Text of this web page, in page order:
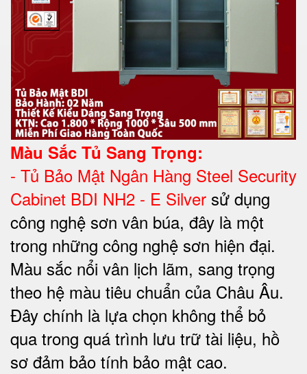
Màu Sắc Tủ Sang Trọng:
- Tủ Bảo Mật Ngân Hàng Steel Security
Cabinet BDI NH2 - E Silver sử dụng
công nghệ sơn vân búa, đây là một
trong những công nghệ sơn hiện đại.
Màu sắc nổi vân lịch lãm, sang trọng
theo hệ màu tiêu chuẩn của Châu Âu.
Đây chính là lựa chọn không thể bỏ
qua trong quá trình lưu trữ tài liệu, hồ
sơ đảm bảo tính bảo mật cao.